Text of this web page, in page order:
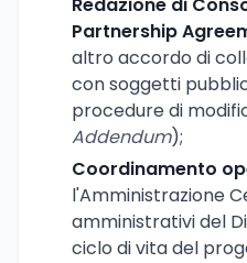
Redazione di
Partnership
altro accordo di
con soggetti
procedure di
Addendum);
Coordinamento
l'Amministrazione
amministrativi del
ciclo di vita del